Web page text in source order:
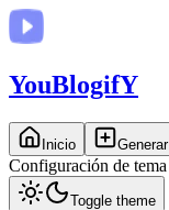
YouBlogifY
Inicio
Configuración de tema
Toggle theme